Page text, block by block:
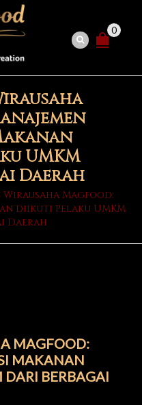
0
UMKM
Daerah
Magfood:
diikuti Pelaku UMKM
Daerah
MAGFOOD:
MAKANAN
BERBAGAI